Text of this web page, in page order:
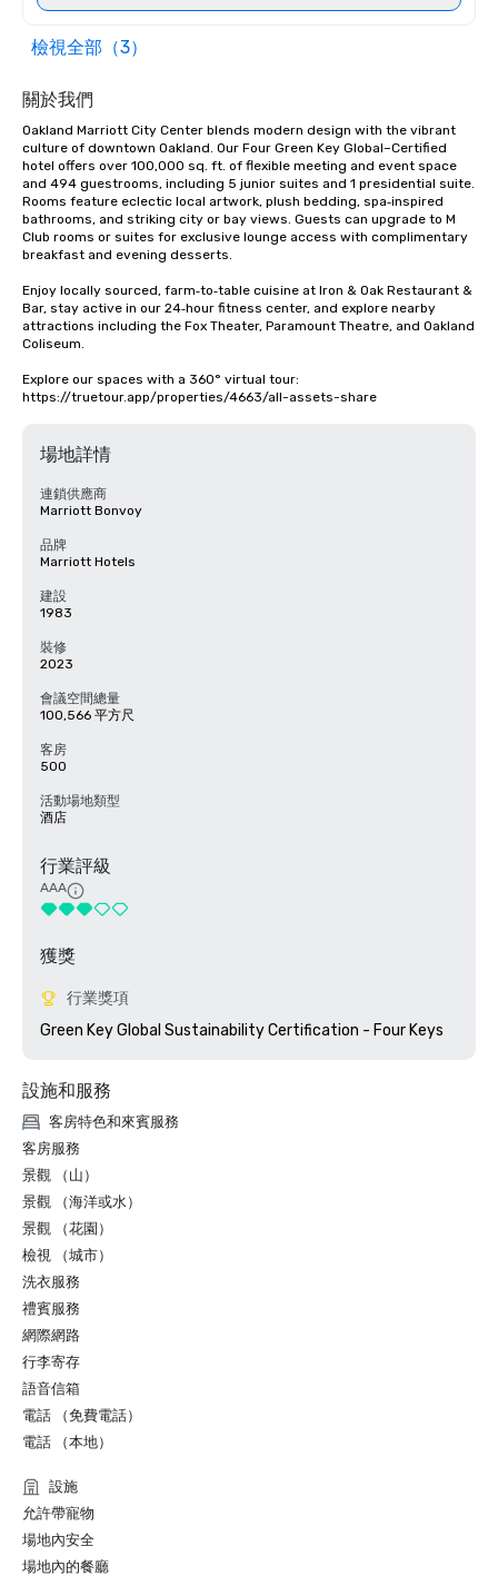
檢視全部（3）
關於我們
Oakland Marriott City Center blends modern design with the vibrant
culture of downtown Oakland. Our Four Green Key Global–Certified
hotel offers over 100,000 sq. ft. of flexible meeting and event space
and 494 guestrooms, including 5 junior suites and 1 presidential suite.
Rooms feature eclectic local artwork, plush bedding, spa‑inspired
bathrooms, and striking city or bay views. Guests can upgrade to M
Club rooms or suites for exclusive lounge access with complimentary
breakfast and evening desserts.
Enjoy locally sourced, farm‑to‑table cuisine at Iron & Oak Restaurant &
Bar, stay active in our 24‑hour fitness center, and explore nearby
attractions including the Fox Theater, Paramount Theatre, and Oakland
Coliseum.
Explore our spaces with a 360° virtual tour:
https://truetour.app/properties/4663/all-assets-share
場地詳情
連鎖供應商
Marriott Bonvoy
品牌
Marriott Hotels
建設
1983
裝修
2023
會議空間總量
100,566 平方尺
客房
500
活動場地類型
酒店
行業評級
AAA
獲獎
行業獎項
Green Key Global Sustainability Certification - Four Keys
設施和服務
客房特色和來賓服務
客房服務
景觀 （山）
景觀 （海洋或水）
景觀 （花園）
檢視 （城市）
洗衣服務
禮賓服務
網際網路
行李寄存
語音信箱
電話 （免費電話）
電話 （本地）
設施
允許帶寵物
場地內安全
場地內的餐廳